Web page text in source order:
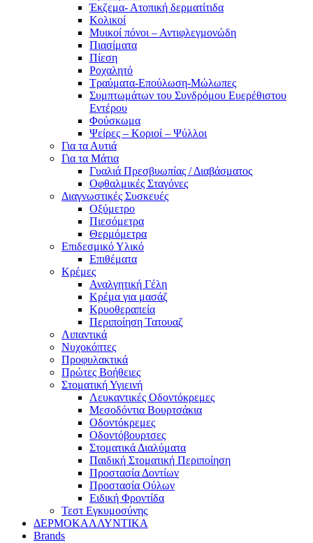
Έκζεμα- Ατοπική δερματίτιδα
Κολικοί
Μυικοί πόνοι – Αντιφλεγμονώδη
Πιασίματα
Πίεση
Ροχαλητό
Τραύματα-Επούλωση-Μώλωπες
Συμπτωμάτων του Συνδρόμου Ευερέθιστου
Εντέρου
Φούσκωμα
Ψείρες – Κοριοί – Ψύλλοι
Για τα Αυτιά
Για τα Μάτια
Γυαλιά Πρεσβυωπίας / Διαβάσματος
Οφθαλμικές Σταγόνες
Διαγνωστικές Συσκευές
Οξύμετρο
Πιεσόμετρα
Θερμόμετρα
Επιδεσμικό Υλικό
Επιθέματα
Κρέμες
Αναλγητική Γέλη
Κρέμα για μασάζ
Κρυοθεραπεία
Περιποίηση Τατουαζ
Λιπαντικά
Νυχοκόπτες
Προφυλακτικά
Πρώτες Βοήθειες
Στοματική Υγιεινή
Λευκαντικές Οδοντόκρεμες
Μεσοδόντια Βουρτσάκια
Οδοντόκρεμες
Οδοντόβουρτσες
Στοματικά Διαλύματα
Παιδική Στοματική Περιποίηση
Προστασία Δοντίων
Προστασία Ούλων
Ειδική Φροντίδα
Τεστ Εγκυμοσύνης
ΔΕΡΜΟΚΑΛΛΥΝΤΙΚΑ
Brands